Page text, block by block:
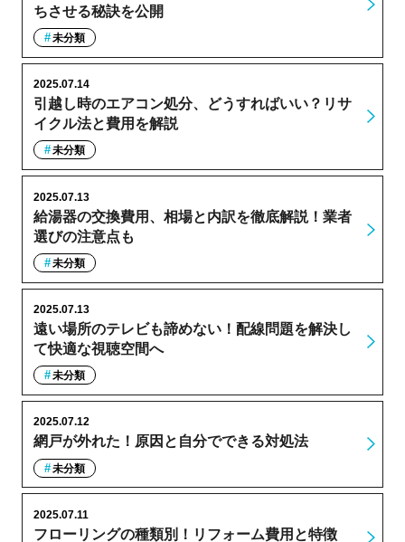
ちさせる秘訣を公開
未分類
引越し時のエアコン処分、どうすればいい？リサ
イクル法と費用を解説
2025.07.14
未分類
給湯器の交換費用、相場と内訳を徹底解説！業者
選びの注意点も
2025.07.13
未分類
遠い場所のテレビも諦めない！配線問題を解決し
て快適な視聴空間へ
2025.07.13
未分類
網戸が外れた！原因と自分でできる対処法
2025.07.12
未分類
フローリングの種類別！リフォーム費用と特徴
2025.07.11